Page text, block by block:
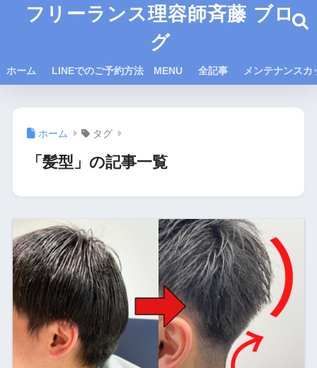
フリーランス理容師斉藤 ブロ
グ
ホーム LINEでのご予約方法 MENU 全記事 メンテナンスカ
ホーム タグ
「髪型」の記事一覧